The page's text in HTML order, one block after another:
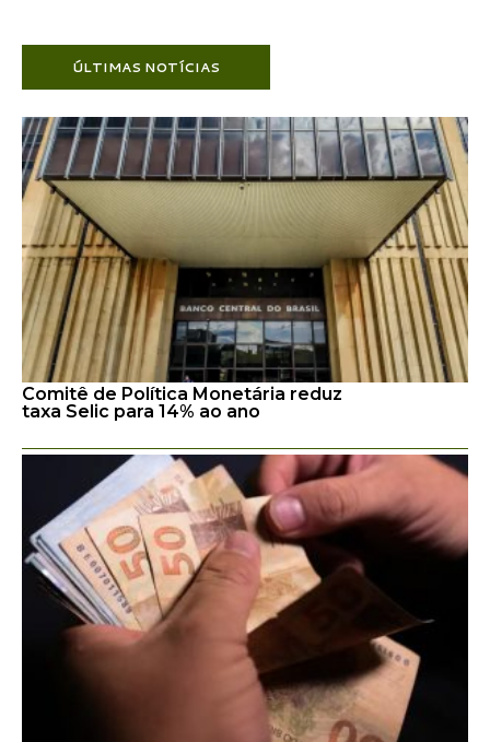
ÚLTIMAS NOTÍCIAS
Comitê de Política Monetária reduz
taxa Selic para 14% ao ano